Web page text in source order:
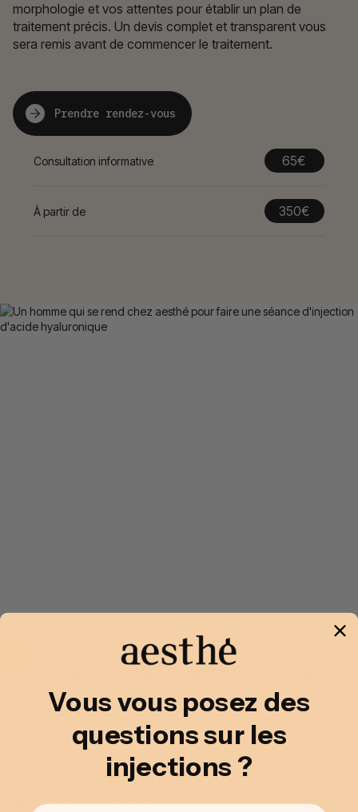
morphologie et vos attentes pour établir un plan de
traitement précis. Un devis complet et transparent vous
sera remis avant de commencer le traitement.
Prendre rendez-vous
Consultation informative 65€
À partir de 350€
Le déroulement d’une
séance
Avant la séance
Vous vous posez des
questions sur les
injections ?